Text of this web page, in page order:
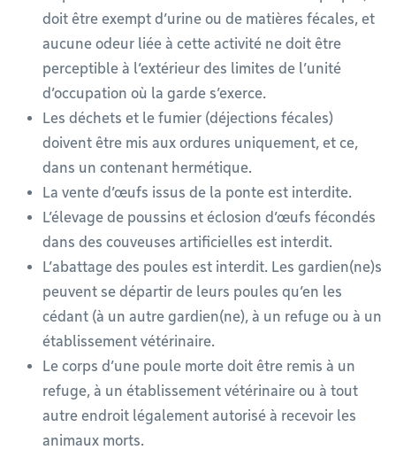
doit être exempt d’urine ou de matières fécales, et
aucune odeur liée à cette activité ne doit être
perceptible à l’extérieur des limites de l’unité
d’occupation où la garde s’exerce.
Les déchets et le fumier (déjections fécales)
doivent être mis aux ordures uniquement, et ce,
dans un contenant hermétique.
La vente d’œufs issus de la ponte est interdite.
L’élevage de poussins et éclosion d’œufs fécondés
dans des couveuses artificielles est interdit.
L’abattage des poules est interdit. Les gardien(ne)s
peuvent se départir de leurs poules qu’en les
cédant (à un autre gardien(ne), à un refuge ou à un
établissement vétérinaire.
Le corps d’une poule morte doit être remis à un
refuge, à un établissement vétérinaire ou à tout
autre endroit légalement autorisé à recevoir les
animaux morts.